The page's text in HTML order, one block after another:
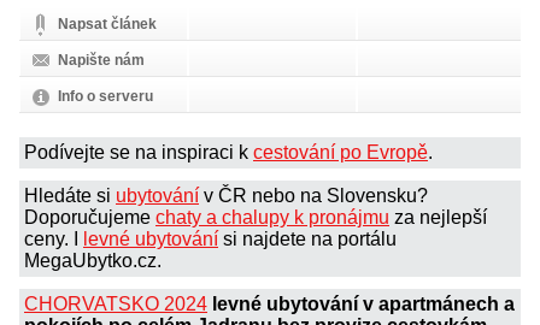
Napsat článek
Napište nám
Info o serveru
Podívejte se na inspiraci k cestování po Evropě.
Hledáte si ubytování v ČR nebo na Slovensku?
Doporučujeme chaty a chalupy k pronájmu za nejlepší
ceny. I
levné ubytování si najdete na portálu
MegaUbytko.cz.
CHORVATSKO 2024 levné ubytování v apartmánech a